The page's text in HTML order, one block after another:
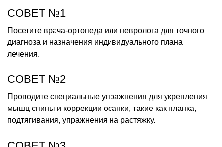
СОВЕТ №1
Посетите врача-ортопеда или невролога для точного
диагноза и назначения индивидуального плана
лечения.
СОВЕТ №2
Проводите специальные упражнения для укрепления
мышц спины и коррекции осанки, такие как планка,
подтягивания, упражнения на растяжку.